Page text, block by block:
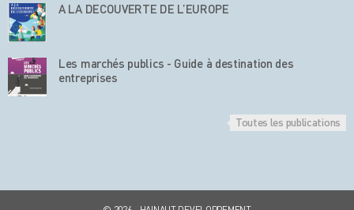
A LA DECOUVERTE DE L’EUROPE
Les marchés publics - Guide à destination des
entreprises
Toutes les publications